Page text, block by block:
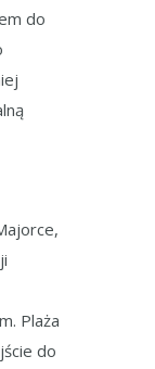
do
Plaża
do